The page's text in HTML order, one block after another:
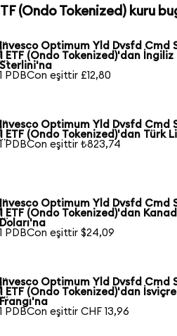
(Ondo Tokenized) kuru
Invesco Optimum Yld Dvsfd Cmd
1 ETF (Ondo Tokenized)'dan İngiliz
Sterlini'na
1 PDBCon eşittir £12,80
Invesco Optimum Yld Dvsfd Cmd
1 ETF (Ondo Tokenized)'dan Türk
1 PDBCon eşittir ₺823,74
Invesco Optimum Yld Dvsfd Cmd
1 ETF (Ondo Tokenized)'dan
Doları'na
1 PDBCon eşittir $24,09
Invesco Optimum Yld Dvsfd Cmd
1 ETF (Ondo Tokenized)'dan İsviçre
Frangı'na
1 PDBCon eşittir CHF 13,96